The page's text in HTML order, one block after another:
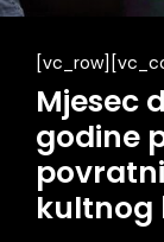
Mjesec
godine
kultnog